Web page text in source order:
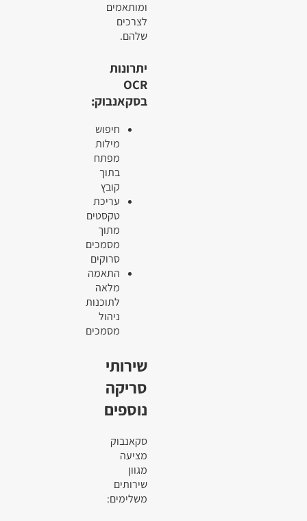
ומותאמים
לצרכים
שלהם.
יתרונות
OCR
בסקאנבוק:
חיפוש
מילות
מפתח
בתוך
קובץ
עריכת
טקסטים
מתוך
מסמכים
סרוקים
התאמה
מלאה
לתוכנות
ניהול
מסמכים
שירותי
סריקה
נוספים
סקאנבוק
מציעה
מגוון
שירותים
משלימים: